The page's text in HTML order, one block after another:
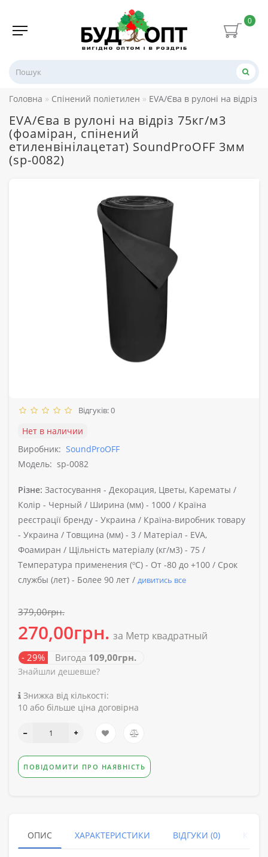
0
Головна Спінений поліетилен EVA/Єва в рулоні на відріз
EVA/Єва в рулоні на відріз 75кг/м3
(фоаміран, спінений
етиленвінілацетат) SoundProOFF 3мм
(sp-0082)
Відгуків: 0
Нет в наличии
Виробник: SoundProOFF
Модель: sp-0082
Різне: Застосування - Декорация, Цветы, Карематы /
Колір - Черный / Ширина (мм) - 1000 / Країна
реєстрації бренду - Украина / Країна-виробник товару
- Украина / Товщина (мм) - 3 / Матеріал - EVA,
Фоамиран / Щільність матеріалу (кг/м3) - 75 /
Температура применения (ºС) - От -80 до +100 / Срок
службы (лет) - Более 90 лет / дивитись все
379,00грн.
270,00грн. за Метр квадратный
- 29% Вигода 109,00грн.
Знайшли дешевше?
Знижка від кількості:
10 або більше ціна договірна
ПОВІДОМИТИ ПРО НАЯВНІСТЬ
ОПИС ХАРАКТЕРИСТИКИ ВІДГУКИ (0)